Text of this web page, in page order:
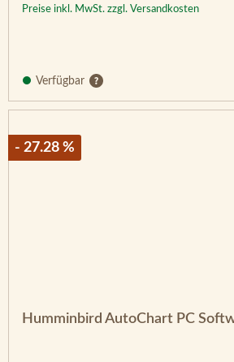
Preise inkl. MwSt. zzgl. Versandkosten
Verfügbar
- 27.28 %
Humminbird AutoChart PC